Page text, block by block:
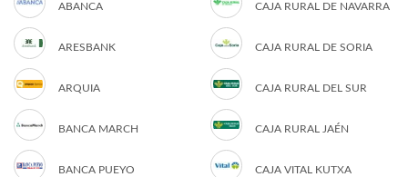
ABANCA
ARESBANK
ARQUIA
BANCA MARCH
BANCA PUEYO
CAJA RURAL DE NAVARRA
CAJA RURAL DE SORIA
CAJA RURAL DEL SUR
CAJA RURAL JAÉN
CAJA VITAL KUTXA